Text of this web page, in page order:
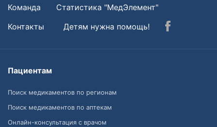
Команда
Статистика "МедЭлемент"
Контакты
Детям нужна помощь!
Пациентам
Поиск медикаментов по регионам
Поиск медикаментов по аптекам
Онлайн-консультация с врачом